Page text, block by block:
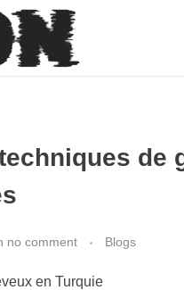
de
no comment Blogs
en Turquie